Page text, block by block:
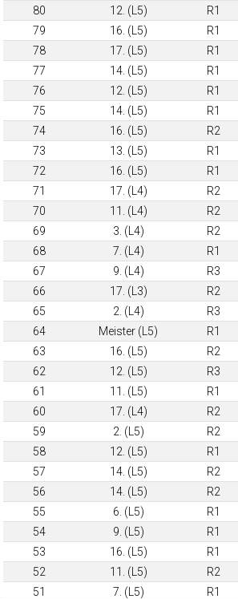
80
12. (L5) R1
79
16. (L5) R1
78
17. (L5) R1
77
14. (L5) R1
76
12. (L5) R1
75
14. (L5) R1
74
16. (L5) R2
73
13. (L5) R1
72
16. (L5) R1
71
17. (L4) R2
70
11. (L4) R2
69
3. (L4) R2
68
7. (L4) R1
67
9. (L4) R3
66
17. (L3) R2
65
2. (L4) R3
64
Meister (L5) R1
63
16. (L5) R2
62
12. (L5) R3
61
11. (L5) R1
60
17. (L4) R2
59
2. (L5) R2
58
12. (L5) R1
57
14. (L5) R2
56
14. (L5) R2
55
6. (L5) R1
54
9. (L5) R1
53
16. (L5) R1
52
11. (L5) R2
51
7. (L5) R1